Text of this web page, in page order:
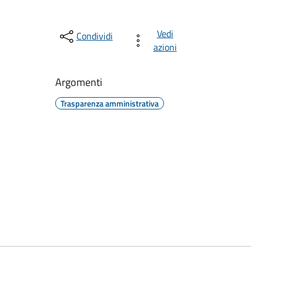
Condividi
Vedi
azioni
Argomenti
Trasparenza amministrativa